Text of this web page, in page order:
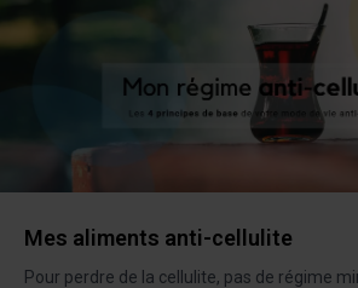
Mes aliments anti-cellulite
Pour perdre de la cellulite, pas de régime